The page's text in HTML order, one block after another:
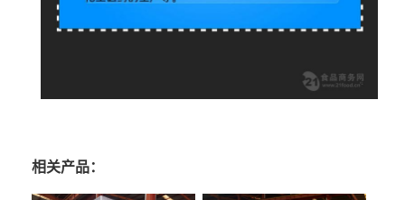
相关产品：